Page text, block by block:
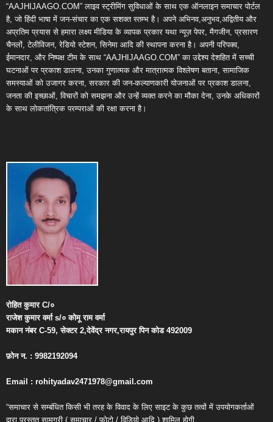
“AAJHIJAAGO.COM” लाइव स्ट्रीमिंग सुविधाओं के साथ एक ऑनलाइन समाचार पोर्टल
है, जो हिंदी भाषा में जन-संचार का एक सशक्त स्तम्भ है। अपने अभिनव,अनुभव,अद्वितीय और
अप्रतिम प्रयास से हमारा लक्ष्य मीडिया के व्यापक प्रकार यथा न्यूज़ पेपर, मैगजीन, प्रसारण
चैनलों, टेलीविजन, रेडियो स्टेशन, सिनेमा आदि की स्थापना करना है। अपनी परिपक्व,
ईमानदार, और निष्पक्ष टीम के साथ “AAJHIJAAGO.COM” का उद्देश्य देशहित में सच्ची
घटनाओं पर प्रकाश डालना, उनका गुणात्मक और मात्रात्मक विश्लेषण बताना, सामाजिक
समस्याओं को उजागर करना, सरकार की जन-कल्याणकारी योजनाओं पर प्रकाश डालना,
जनता की इच्छाओं, विचारों को समझना और उन्हें व्यक्त करने का मौका देना, उनके अधिकारों
के साथ लोकतांत्रिक परम्पराओं की रक्षा करना है।
रोहित कुमारC/०
राजेश कुमार वर्माs/० कोमू राम वर्मा
मकान नंबरC-59,सेक्टर2,देवेंद्र नगर,रायपुर पिन कोड492009
फ़ोन न. : 9982192094
Email : rohityadav2471978@gmail.com
“समाचार से सम्बंधित किसी भी तरह के विवाद के लिए साइट के कुछ तत्वों में उपयोगकर्ताओं
द्वारा प्रस्तुत सामग्री ( समाचार / फोटो / विडियो आदि ) शामिल होगी